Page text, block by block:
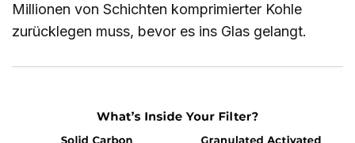
Millionen von Schichten komprimierter Kohle
zurücklegen muss, bevor es ins Glas gelangt.